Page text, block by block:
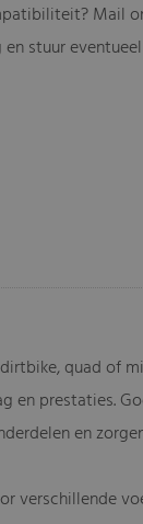
Mail
stuur
quad of
prestaties.
en
verschillende